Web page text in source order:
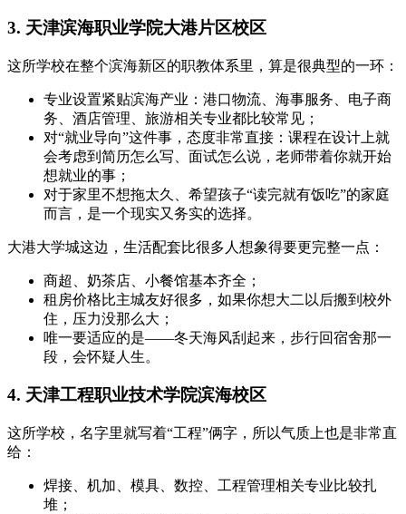
3. 天津滨海职业学院大港片区校区
这所学校在整个滨海新区的职教体系里，算是很典型的一环：
专业设置紧贴滨海产业：港口物流、海事服务、电子商
务、酒店管理、旅游相关专业都比较常见；
对“就业导向”这件事，态度非常直接：课程在设计上就
会考虑到简历怎么写、面试怎么说，老师带着你就开始
想就业的事；
对于家里不想拖太久、希望孩子“读完就有饭吃”的家庭
而言，是一个现实又务实的选择。
大港大学城这边，生活配套比很多人想象得要更完整一点：
商超、奶茶店、小餐馆基本齐全；
租房价格比主城友好很多，如果你想大二以后搬到校外
住，压力没那么大；
唯一要适应的是——冬天海风刮起来，步行回宿舍那一
段，会怀疑人生。
4. 天津工程职业技术学院滨海校区
这所学校，名字里就写着“工程”俩字，所以气质上也是非常直
给：
焊接、机加、模具、数控、工程管理相关专业比较扎
堆；